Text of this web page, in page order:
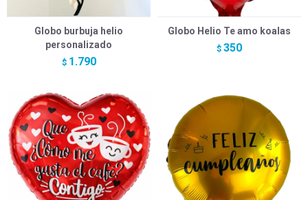
Globo burbuja helio
personalizado
$ 1.790
Globo Helio Te amo koalas
$ 350